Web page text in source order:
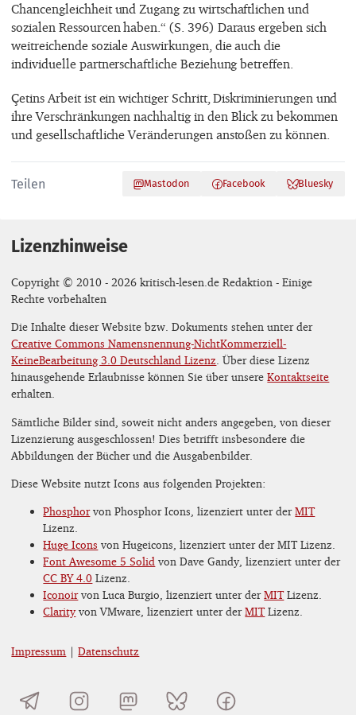
Chancengleichheit und Zugang zu wirtschaftlichen und
sozialen Ressourcen haben.“ (S. 396) Daraus ergeben sich
weitreichende soziale Auswirkungen, die auch die
individuelle partnerschaftliche Beziehung betreffen.
Çetins Arbeit ist ein wichtiger Schritt, Diskriminierungen und
ihre Verschränkungen nachhaltig in den Blick zu bekommen
und gesellschaftliche Veränderungen anstoßen zu können.
Teilen Mastodon Facebook Bluesky
Lizenzhinweise
Copyright © 2010 - 2026 kritisch-lesen.de Redaktion - Einige
Rechte vorbehalten
Die Inhalte dieser Website bzw. Dokuments stehen unter der
Creative Commons Namensnennung-NichtKommerziell-
KeineBearbeitung 3.0 Deutschland Lizenz . Über diese Lizenz
hinausgehende Erlaubnisse können Sie über unsereKontaktseite
erhalten.
Sämtliche Bilder sind, soweit nicht anders angegeben, von dieser
Lizenzierung ausgeschlossen! Dies betrifft insbesondere die
Abbildungen der Bücher und die Ausgabenbilder.
Diese Website nutzt Icons aus folgenden Projekten:
Phosphorvon Phosphor Icons, lizenziert unter derMIT
Lizenz.
Huge Icons von Hugeicons, lizenziert unter der MIT Lizenz.
Font Awesome 5 Solid von Dave Gandy, lizenziert unter der
CC BY 4.0 Lizenz.
Iconoirvon Luca Burgio, lizenziert unter derMITLizenz.
Clarityvon VMware, lizenziert unter derMITLizenz.
Impressum |Datenschutz